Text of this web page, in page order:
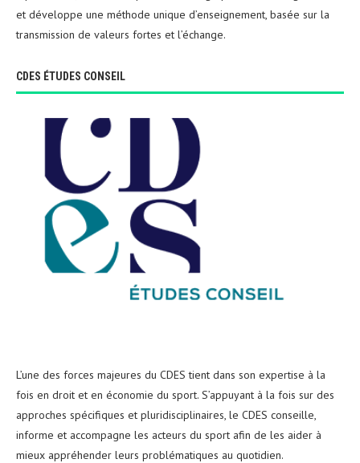
et développe une méthode unique d’enseignement, basée sur la
transmission de valeurs fortes et l’échange.
CDES ÉTUDES CONSEIL
L’une des forces majeures du CDES tient dans son expertise à la
fois en droit et en économie du sport. S’appuyant à la fois sur des
approches spécifiques et pluridisciplinaires, le CDES conseille,
informe et accompagne les acteurs du sport afin de les aider à
mieux appréhender leurs problématiques au quotidien.